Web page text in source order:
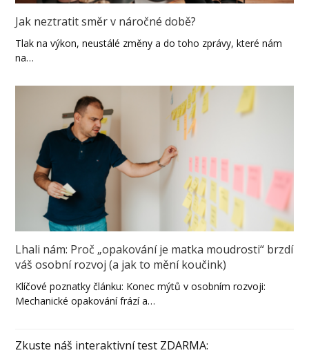
Jak neztratit směr v náročné době?
Tlak na výkon, neustálé změny a do toho zprávy, které nám
na…
Lhali nám: Proč „opakování je matka moudrosti“ brzdí
váš osobní rozvoj (a jak to mění koučink)
Klíčové poznatky článku: Konec mýtů v osobním rozvoji:
Mechanické opakování frází a…
Zkuste náš interaktivní test ZDARMA: